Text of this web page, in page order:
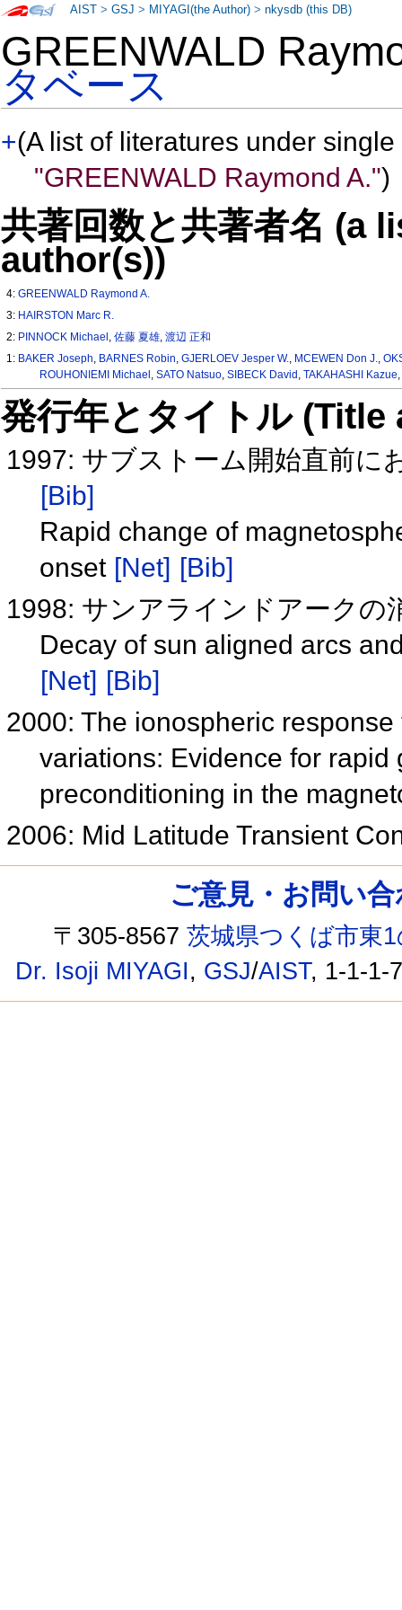
GREENWALD
タベース
+(A list of literatures under
"GREENWALD Raymond A.")
共著回数と共著者名 (a
author(s))
4:GREENWALD Raymond A.
3: HAIRSTON Marc R.
2: PINNOCK Michael ,佐藤 夏雄,渡辺 正和
1: BAKER Joseph, BARNES Robin,GJERLOEV Jesper W., MCEWEN Don J.,
ROUHONIEMI Michael , SATO Natsuo, SIBECK David , TAKAHASHI Kazue,
発行年とタイトル
1997: サブストーム開始直前に
[Bib]
Rapid change of
onset [Net] [Bib]
1998: サンアラインドアークの
Decay of sun aligned arcs
[Net] [Bib]
2000: The ionospheric
variations: Evidence for
preconditioning in the
2006: Mid Latitude Transient
AIST >GSJ > MIYAGI(the Author) >nkysdb (this DB)
ご意見・お問い
〒305-8567茨城県つくば市東
Dr. Isoji MIYAGI, GSJ/AIST, 1-1-1-